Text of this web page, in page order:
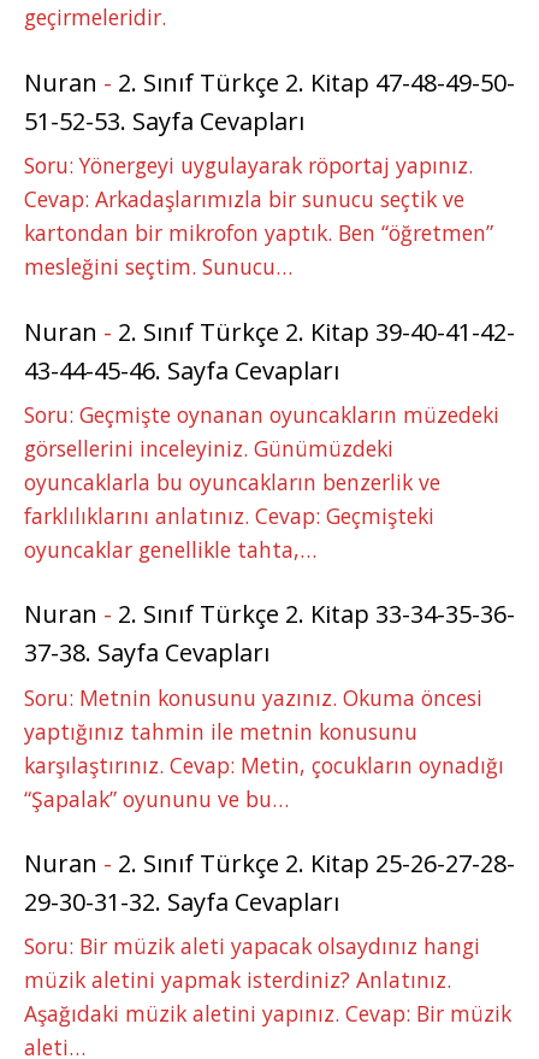
geçirmeleridir.
Nuran - 2. Sınıf Türkçe 2. Kitap 47-48-49-50-
51-52-53. Sayfa Cevapları
Soru: Yönergeyi uygulayarak röportaj yapınız.
Cevap: Arkadaşlarımızla bir sunucu seçtik ve
kartondan bir mikrofon yaptık. Ben “öğretmen”
mesleğini seçtim. Sunucu…
Nuran - 2. Sınıf Türkçe 2. Kitap 39-40-41-42-
43-44-45-46. Sayfa Cevapları
Soru: Geçmişte oynanan oyuncakların müzedeki
görsellerini inceleyiniz. Günümüzdeki
oyuncaklarla bu oyuncakların benzerlik ve
farklılıklarını anlatınız. Cevap: Geçmişteki
oyuncaklar genellikle tahta,…
Nuran - 2. Sınıf Türkçe 2. Kitap 33-34-35-36-
37-38. Sayfa Cevapları
Soru: Metnin konusunu yazınız. Okuma öncesi
yaptığınız tahmin ile metnin konusunu
karşılaştırınız. Cevap: Metin, çocukların oynadığı
“Şapalak” oyununu ve bu…
Nuran - 2. Sınıf Türkçe 2. Kitap 25-26-27-28-
29-30-31-32. Sayfa Cevapları
Soru: Bir müzik aleti yapacak olsaydınız hangi
müzik aletini yapmak isterdiniz? Anlatınız.
Aşağıdaki müzik aletini yapınız. Cevap: Bir müzik
aleti…